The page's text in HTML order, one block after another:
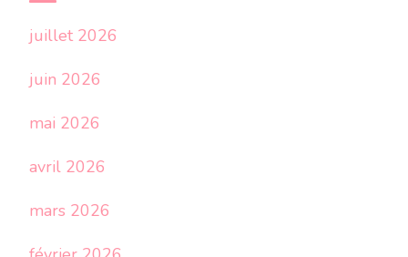
juillet 2026
juin 2026
mai 2026
avril 2026
mars 2026